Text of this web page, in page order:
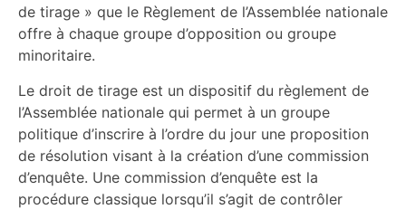
de tirage » que le Règlement de l’Assemblée nationale
offre à chaque groupe d’opposition ou groupe
minoritaire.
Le droit de tirage est un dispositif du règlement de
l’Assemblée nationale qui permet à un groupe
politique d’inscrire à l’ordre du jour une proposition
de résolution visant à la création d’une commission
d’enquête. Une commission d’enquête est la
procédure classique lorsqu’il s’agit de contrôler